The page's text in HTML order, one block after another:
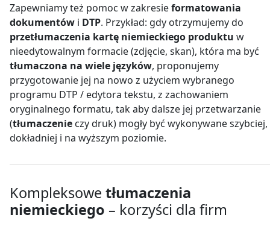
Zapewniamy też pomoc w zakresieformatowania
dokumentów i DTP. Przykład: gdy otrzymujemy do
przetłumaczenia kartę niemieckiego produktu w
nieedytowalnym formacie (zdjęcie, skan), która ma być
tłumaczona na wiele języków, proponujemy
przygotowanie jej na nowo z użyciem wybranego
programu DTP / edytora tekstu, z zachowaniem
oryginalnego formatu, tak aby dalsze jej przetwarzanie
(tłumaczenie czy druk) mogły być wykonywane szybciej,
dokładniej i na wyższym poziomie.
Kompleksowe tłumaczenia
niemieckiego – korzyści dla firm